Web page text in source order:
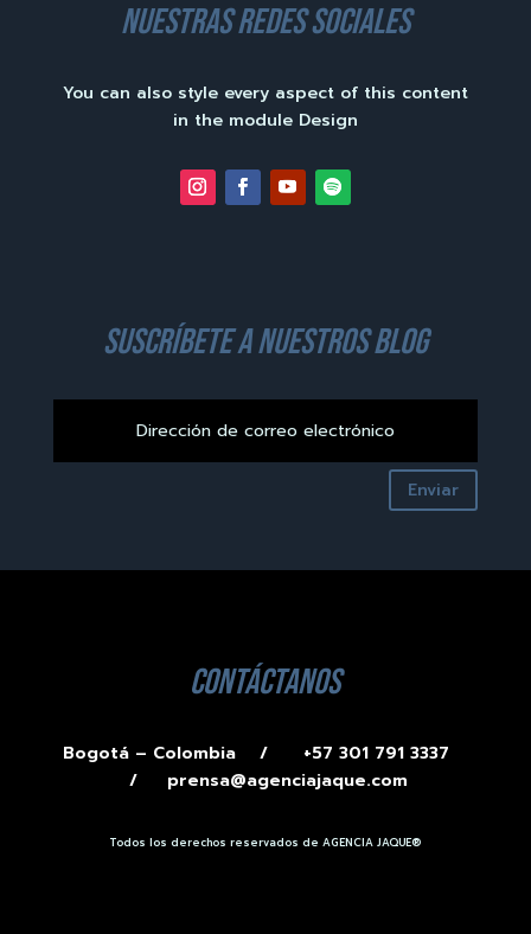
nuestras redes sociales
You can also style every aspect of this content
in the module Design
suscríbete a nuestros blog
Enviar
contáctanos
Bogotá – Colombia /
+57 301 791 3337
/ prensa@agenciajaque.com
Todos los derechos reservados de AGENCIA JAQUE®